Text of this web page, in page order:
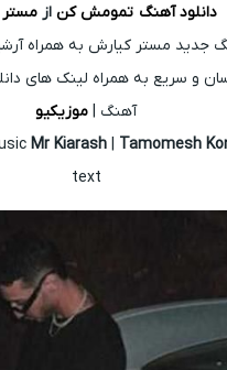
دانلود آهنگ تمومش کن از
جدید مستر کیارش به همراه
و سریع به همراه لینک های
آهنگ | موزیکیو
Mr Kiarash | Tamomesh
text